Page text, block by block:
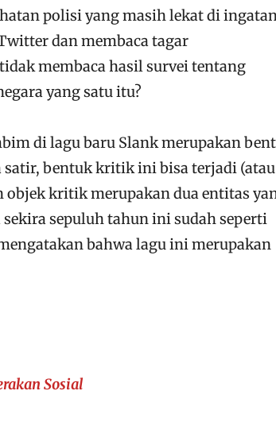
polisi yang masih lekat di
dan membaca tagar
membaca hasil survei tentang
yang satu itu?
di lagu baru Slank merupakan
bentuk kritik ini bisa terjadi (atau
kritik merupakan dua entitas
sepuluh tahun ini sudah seperti
bahwa lagu ini merupakan
Sosial